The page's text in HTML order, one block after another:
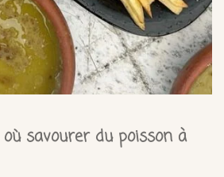
savourer du poisson à